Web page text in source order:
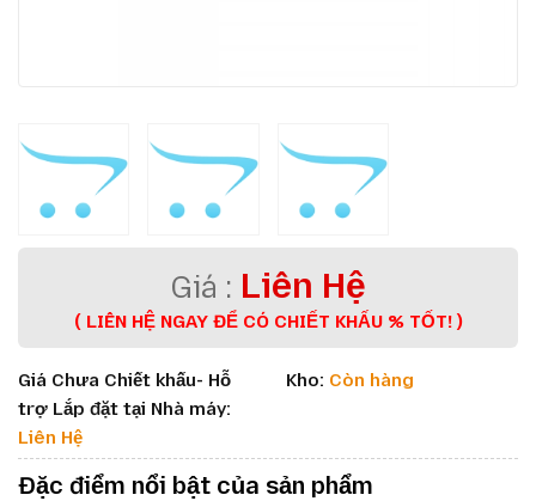
Liên Hệ
( LIÊN HỆ NGAY ĐỂ CÓ CHIẾT KHẤU % TỐT! )
Giá Chưa Chiết khấu- Hỗ
trợ Lắp đặt tại Nhà máy:
Liên Hệ
Kho: Còn hàng
Đặc điểm nổi bật của sản phẩm